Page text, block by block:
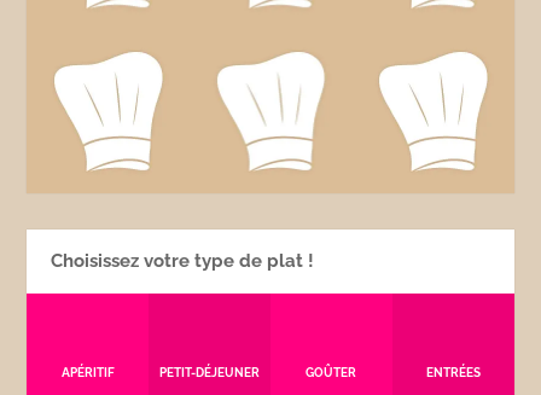
Choisissez votre type de plat !
APÉRITIF PETIT-DÉJEUNER GOÛTER ENTRÉES